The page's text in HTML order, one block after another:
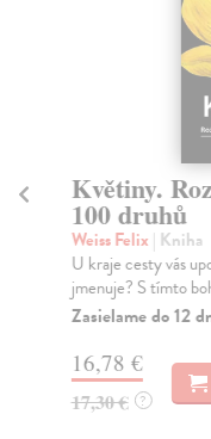
Květiny.
100 druhů
Weiss Felix | Kniha
U kraje cesty vás
jmenuje? S tímto
Zasielame do 12
16,78 €
17,30 € ?